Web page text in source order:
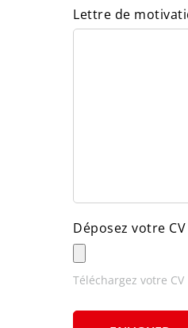
Lettre de
Déposez votre CV
Téléchargez votre CV